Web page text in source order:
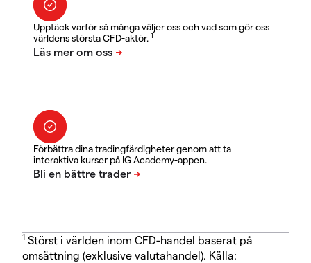
Upptäck varför så många väljer oss och vad som gör oss
världens största CFD-aktör. 1
Förbättra dina tradingfärdigheter genom att ta
interaktiva kurser på IG Academy-appen.
1 Störst i världen inom CFD-handel baserat på
omsättning (exklusive valutahandel). Källa: